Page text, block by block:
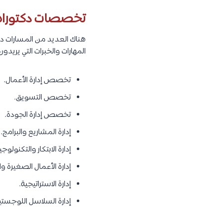
تخصصات دكتوراه
هناك العديد من المسارات
المهارات والخبرات التي
تخصص إدارة الأعمال.
تخصص التسويق.
تخصص إدارة الجودة.
إدارة المشاريع والبرامج.
إدارة الابتكار
إدارة الأعمال
إدارة الاستراتيجية.
إدارة السلاسل